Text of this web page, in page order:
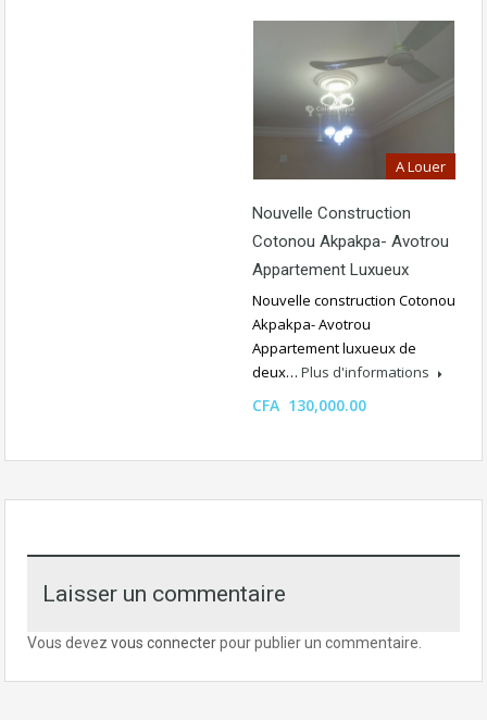
A Louer
Nouvelle Construction
Cotonou Akpakpa- Avotrou
Appartement Luxueux
Nouvelle construction Cotonou
Akpakpa- Avotrou
Appartement luxueux de
deux… Plus d'informations
CFA 130,000.00
Laisser un commentaire
Vous devez vous connecterpour publier un commentaire.